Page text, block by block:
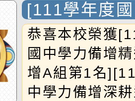
[111學年度
增精進型_國
1名][111學
力備增深耕
第3名]
恭喜本校榮獲
國中學力備增
增A組第1名
中學力備增深